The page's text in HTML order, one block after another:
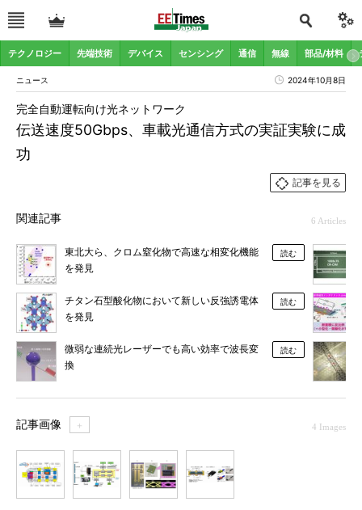
テクノロジー 先端技術 デバイス センシング 通信 無線 部品/材料
ニュース 2024年10月8日
伝送速度50Gbps、車載光通信方式の実証実験に成
功
完全自動運転向け光ネットワーク
記事を見る
関連記事 6 Articles
東北大ら、クロム窒化物で高速な相変化機能
を発見
読む
チタン石型酸化物において新しい反強誘電体
を発見
読む
微弱な連続光レーザーでも高い効率で波長変
換
読む
記事画像 ＋ 4 Images